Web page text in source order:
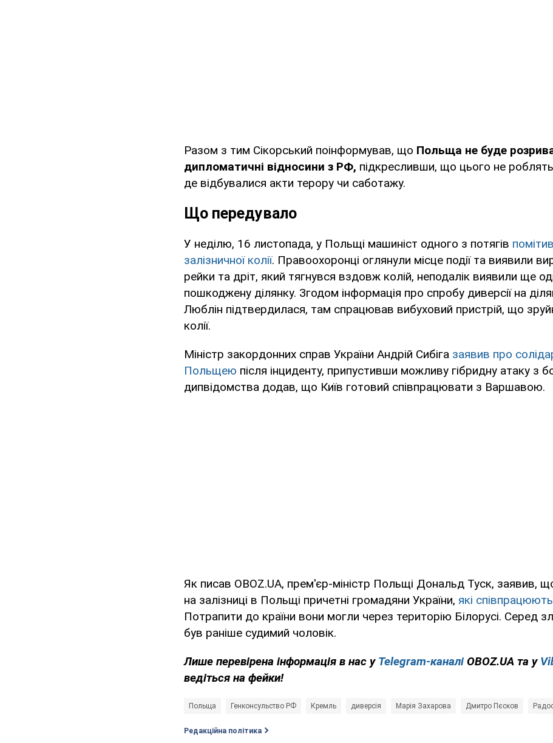
Разом з тим Сікорський поінформував, що Польща не буде
дипломатичні відносини з РФ, підкресливши, що цього не роблять
де відбувалися акти терору чи саботажу.
Що передувало
У неділю, 16 листопада, у Польщі машиніст одного з потягів
залізничної колії. Правоохоронці оглянули місце події та виявили
рейки та дріт, який тягнувся вздовж колій, неподалік виявили ще
пошкоджену ділянку. Згодом інформація про спробу диверсії на
Люблін підтвердилася, там спрацював вибуховий пристрій, що
колії.
Міністр закордонних справ України Андрій Сибіга заявив про
Польщею після інциденту, припустивши можливу гібридну атаку з
дипвідомства додав, що Київ готовий співпрацювати з Варшавою.
Як писав OBOZ.UA, прем'єр-міністр Польщі Дональд Туск, заявив,
на залізниці в Польщі причетні громадяни України, які
Потрапити до країни вони могли через територію Білорусі. Серед
був раніше судимий чоловік.
Лише перевірена інформація в нас у Telegram-каналі OBOZ.UA та у
ведіться на фейки!
Польща Генконсульство РФ Кремль диверсія Марія Захарова Дмитро Пєсков
Редакційна політика